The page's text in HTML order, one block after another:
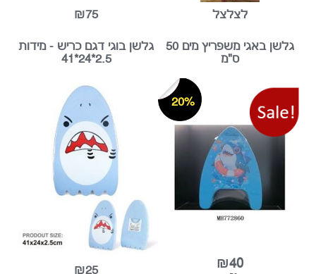
לצלצל ₪75
ס"מ
גלשן בוגי דגם כריש - מידות
2.5*24*41